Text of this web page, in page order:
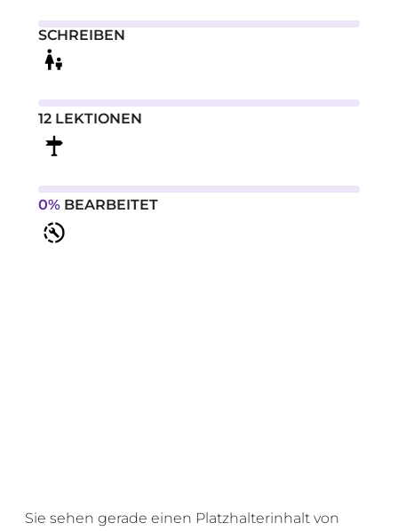
SCHREIBEN
12 LEKTIONEN
0% BEARBEITET
Sie sehen gerade einen Platzhalterinhalt von